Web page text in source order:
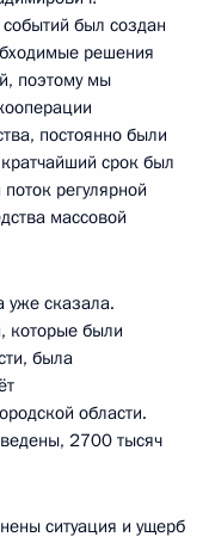
был создан
решения
поэтому мы
постоянно были
срок был
регулярной
массовой
уже сказала.
которые были
была
области.
2700 тысяч
ситуация и ущерб